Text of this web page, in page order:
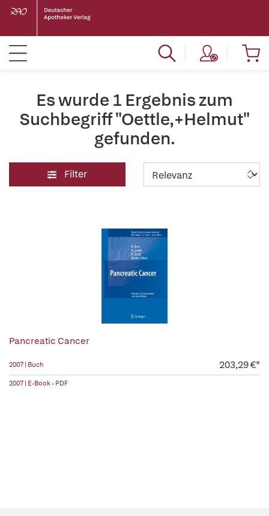
Es wurde 1 Ergebnis zum
Suchbegriff "Oettle,+Helmut"
gefunden.
Filter
Pancreatic Cancer
2007 | Buch 203,29 €*
2007 | E-Book - PDF